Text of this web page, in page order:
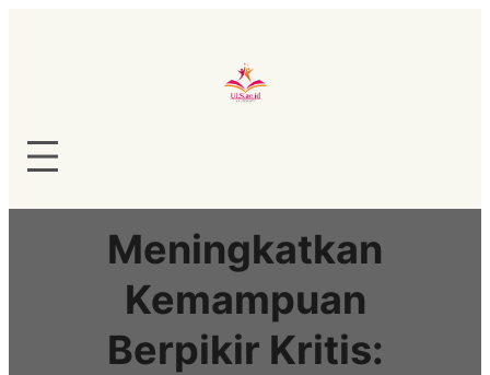
Meningkatkan
Kemampuan
Berpikir Kritis: